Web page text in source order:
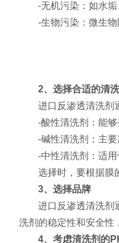
-无机污染：如水垢
-生物污染：微生物
2、选择合适的清
进口反渗透清洗剂通
-酸性清洗剂：能够
-碱性清洗剂：主要
-中性清洗剂：适用
选择时，要根据膜的
3、选择品牌
进口反渗透清洗剂通
洗剂的稳定性和安全性
4、考虑清洗剂的